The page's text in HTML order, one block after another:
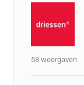
53 weergaven